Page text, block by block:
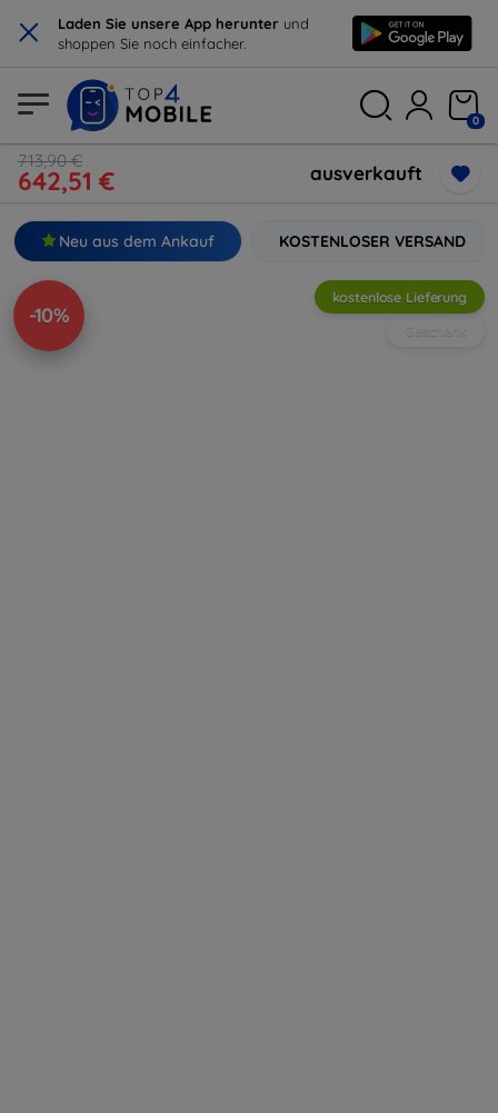
× Laden Sie unsere App herunter und
shoppen Sie noch einfacher.
0
713,90 €
642,51 € ausverkauft
Neu aus dem Ankauf KOSTENLOSER VERSAND
-10%
kostenlose Lieferung